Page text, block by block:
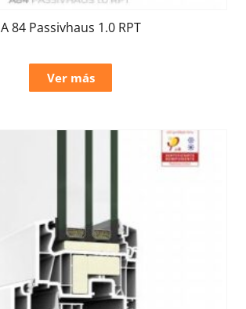
A 84 Passivhaus 1.0 RPT